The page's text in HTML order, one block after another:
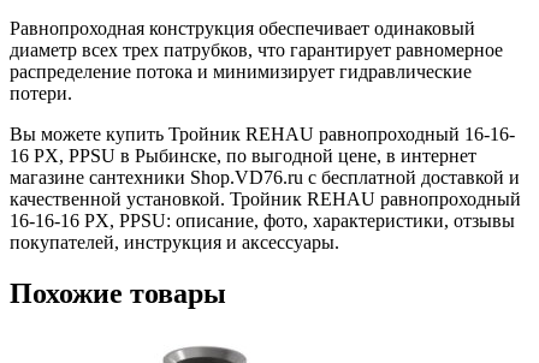
Равнопроходная конструкция обеспечивает одинаковый
диаметр всех трех патрубков, что гарантирует равномерное
распределение потока и минимизирует гидравлические
потери.
Вы можете купить Тройник REHAU равнопроходный 16-16-
16 PX, PPSU в Рыбинске, по выгодной цене, в интернет
магазине сантехники Shop.VD76.ru с бесплатной доставкой и
качественной установкой. Тройник REHAU равнопроходный
16-16-16 PX, PPSU: описание, фото, характеристики, отзывы
покупателей, инструкция и аксессуары.
Похожие товары